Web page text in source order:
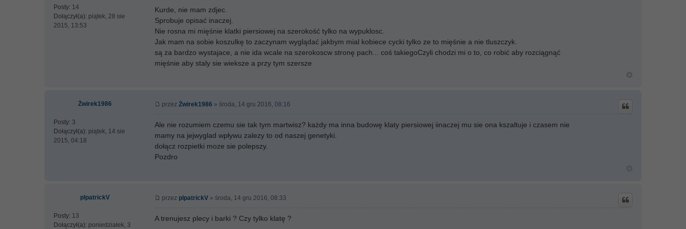
Posty: 14
Dołączył(a): piątek, 28 sie
2015, 13:53
Kurde, nie mam zdjec.
Sprobuje opisać inaczej.
Nie rosna mi mięśnie klatki piersiowej na szerokość tylko na wypuklosc.
Jak mam na sobie koszulkę to zaczynam wyglądać jakbym mial kobiece cycki tylko ze to mięśnie a nie tluszczyk.
są za bardzo wystajace, a nie ida wcale na szerokoscw stronę pach... coś takiegoCzyli chodzi mi o to, co robić aby rozciągnąć
mięśnie aby staly sie wieksze a przy tym szersze
Żwirek1986
Posty: 3
Dołączył(a): piątek, 14 sie
2015, 04:18
przez Żwirek1986 » środa, 14 gru 2016, 08:16
Ale nie rozumiem czemu sie tak tym martwisz? każdy ma inna budowę klaty piersiowej iinaczej mu sie ona kszaltuje i czasem nie
mamy na jejwyglad wpływu zalezy to od naszej genetyki.
dołącz rozpietki moze sie polepszy.
Pozdro
plpatrickV
Posty: 13
Dołączył(a): poniedziałek, 3
przez plpatrickV » środa, 14 gru 2016, 08:33
A trenujesz plecy i barki ? Czy tylko klatę ?